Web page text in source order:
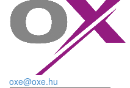
oxe@oxe.hu